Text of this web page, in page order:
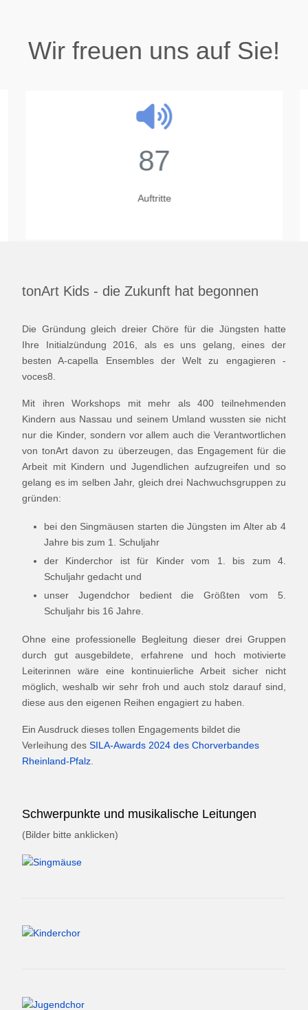
Wir freuen uns auf Sie!
87
Auftritte
tonArt Kids - die Zukunft hat begonnen
Die Gründung gleich dreier Chöre für die Jüngsten hatte
Ihre Initialzündung 2016, als es uns gelang, eines der
besten A-capella Ensembles der Welt zu engagieren -
voces8.
Mit ihren Workshops mit mehr als 400 teilnehmenden
Kindern aus Nassau und seinem Umland wussten sie nicht
nur die Kinder, sondern vor allem auch die Verantwortlichen
von tonArt davon zu überzeugen, das Engagement für die
Arbeit mit Kindern und Jugendlichen aufzugreifen und so
gelang es im selben Jahr, gleich drei Nachwuchsgruppen zu
gründen:
bei den Singmäusen starten die Jüngsten im Alter ab 4
Jahre bis zum 1. Schuljahr
der Kinderchor ist für Kinder vom 1. bis zum 4.
Schuljahr gedacht und
unser Jugendchor bedient die Größten vom 5.
Schuljahr bis 16 Jahre.
Ohne eine professionelle Begleitung dieser drei Gruppen
durch gut ausgebildete, erfahrene und hoch motivierte
Leiterinnen wäre eine kontinuierliche Arbeit sicher nicht
möglich, weshalb wir sehr froh und auch stolz darauf sind,
diese aus den eigenen Reihen engagiert zu haben.
Ein Ausdruck dieses tollen Engagements bildet die
Verleihung des SILA-Awards 2024 des Chorverbandes
Rheinland-Pfalz
Schwerpunkte und musikalische Leitungen
(Bilder bitte anklicken)